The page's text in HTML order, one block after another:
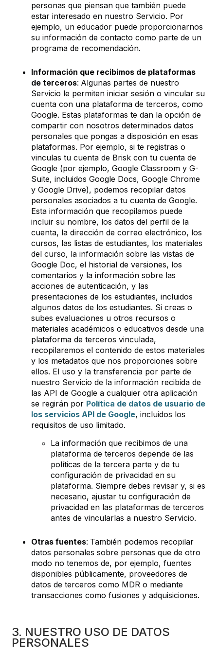
personas que piensan que también puede
estar interesado en nuestro Servicio. Por
ejemplo, un educador puede proporcionarnos
su información de contacto como parte de un
programa de recomendación.
Información que recibimos de plataformas
de terceros: Algunas partes de nuestro
Servicio le permiten iniciar sesión o vincular su
cuenta con una plataforma de terceros, como
Google. Estas plataformas te dan la opción de
compartir con nosotros determinados datos
personales que pongas a disposición en esas
plataformas. Por ejemplo, si te registras o
vinculas tu cuenta de Brisk con tu cuenta de
Google (por ejemplo, Google Classroom y G-
Suite, incluidos Google Docs, Google Chrome
y Google Drive), podemos recopilar datos
personales asociados a tu cuenta de Google.
Esta información que recopilamos puede
incluir su nombre, los datos del perfil de la
cuenta, la dirección de correo electrónico, los
cursos, las listas de estudiantes, los materiales
del curso, la información sobre las vistas de
Google Doc, el historial de versiones, los
comentarios y la información sobre las
acciones de autenticación, y las
presentaciones de los estudiantes, incluidos
algunos datos de los estudiantes. Si creas o
subes evaluaciones u otros recursos o
materiales académicos o educativos desde una
plataforma de terceros vinculada,
recopilaremos el contenido de estos materiales
y los metadatos que nos proporciones sobre
ellos. El uso y la transferencia por parte de
nuestro Servicio de la información recibida de
las API de Google a cualquier otra aplicación
se regirán por Política de datos de usuario de
los servicios API de Google, incluidos los
requisitos de uso limitado.
La información que recibimos de una
plataforma de terceros depende de las
políticas de la tercera parte y de tu
configuración de privacidad en su
plataforma. Siempre debes revisar y, si es
necesario, ajustar tu configuración de
privacidad en las plataformas de terceros
antes de vincularlas a nuestro Servicio.
Otras fuentes: También podemos recopilar
datos personales sobre personas que de otro
modo no tenemos de, por ejemplo, fuentes
disponibles públicamente, proveedores de
datos de terceros como MDR o mediante
transacciones como fusiones y adquisiciones.
3. NUESTRO USO DE DATOS
PERSONALES